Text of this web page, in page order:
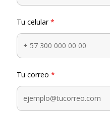
Tu celular*
Tu correo *